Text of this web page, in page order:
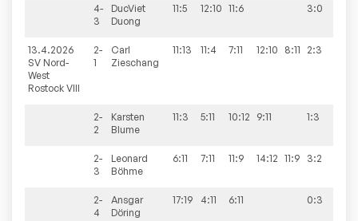
4-
3
DucViet
Duong
11:5 12:10 11:6 3:0
13.4.2026
SV Nord-
West
Rostock VIII
2-
1
Carl
Zieschang
11:13 11:4 7:11 12:10 8:11 2:3
2-
2
Karsten
Blume
11:3 5:11 10:12 9:11 1:3
2-
3
Leonard
Böhme
6:11 7:11 11:9 14:12 11:9 3:2
2-
4
Ansgar
Döring
17:19 4:11 6:11 0:3